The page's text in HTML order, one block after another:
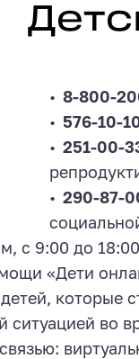
8-800-
576-10-
251-00-
290-87-
с 9:00 до
«Дети
которые
ситуацией во